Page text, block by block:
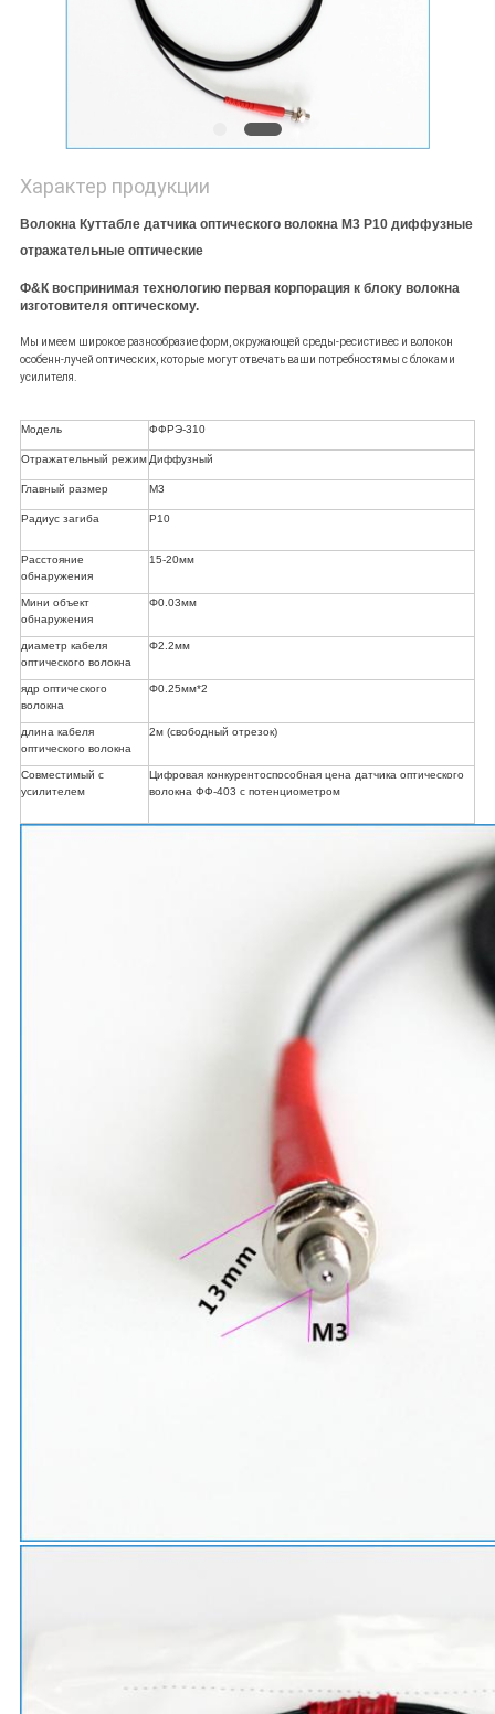
Характер продукции
Волокна Куттабле датчика оптического волокна М3 Р10 диффузные
отражательные оптические
Ф&К воспринимая технологию первая корпорация к блоку волокна
изготовителя оптическому.
Мы имеем широкое разнообразие форм, окружающей среды-ресистивес и волокон
особенн-лучей оптических, которые могут отвечать ваши потребностямы с блоками
усилителя.
Модель ФФРЭ-310
Отражательный режимДиффузный
Главный размер М3
Радиус загиба Р10
Расстояние
обнаружения
15-20мм
Мини объект
обнаружения
Φ0.03мм
диаметр кабеля
оптического волокна
Φ2.2мм
ядр оптического
волокна
Φ0.25мм*2
длина кабеля
оптического волокна
2м (свободный отрезок)
Совместимый с
усилителем
Цифровая конкурентоспособная цена датчика оптического
волокна ФФ-403 с потенциометром